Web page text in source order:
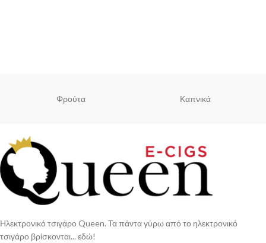
Φρούτα Καπνικά
Ηλεκτρονικό τσιγάρο Queen. Τα πάντα γύρω από το ηλεκτρονικό
τσιγάρο βρίσκονται... εδώ!